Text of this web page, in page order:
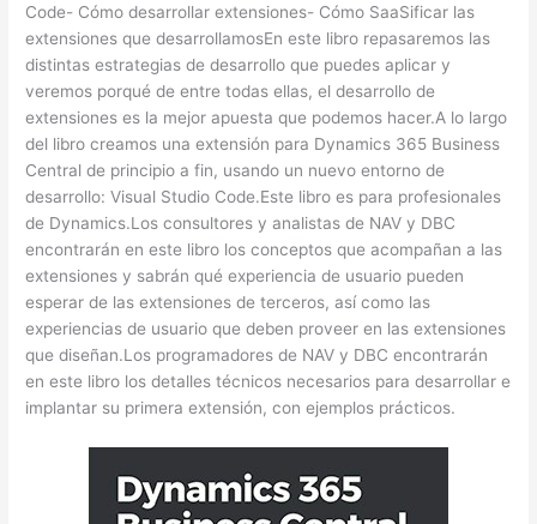
Code- Cómo desarrollar extensiones- Cómo SaaSificar las
extensiones que desarrollamosEn este libro repasaremos las
distintas estrategias de desarrollo que puedes aplicar y
veremos porqué de entre todas ellas, el desarrollo de
extensiones es la mejor apuesta que podemos hacer.A lo largo
del libro creamos una extensión para Dynamics 365 Business
Central de principio a fin, usando un nuevo entorno de
desarrollo: Visual Studio Code.Este libro es para profesionales
de Dynamics.Los consultores y analistas de NAV y DBC
encontrarán en este libro los conceptos que acompañan a las
extensiones y sabrán qué experiencia de usuario pueden
esperar de las extensiones de terceros, así como las
experiencias de usuario que deben proveer en las extensiones
que diseñan.Los programadores de NAV y DBC encontrarán
en este libro los detalles técnicos necesarios para desarrollar e
implantar su primera extensión, con ejemplos prácticos.